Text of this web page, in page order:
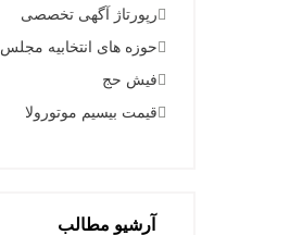
رپورتاژ آگهی تخصصی
حوزه های انتخابیه مجلس
فیش حج
قیمت بیسیم موتورولا
آرشیو مطالب